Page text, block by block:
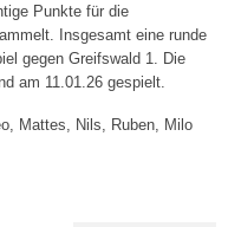
Punkte für die
Insgesamt eine runde
gegen Greifswald 1. Die
am 11.01.26 gespielt.
Mattes, Nils, Ruben, Milo